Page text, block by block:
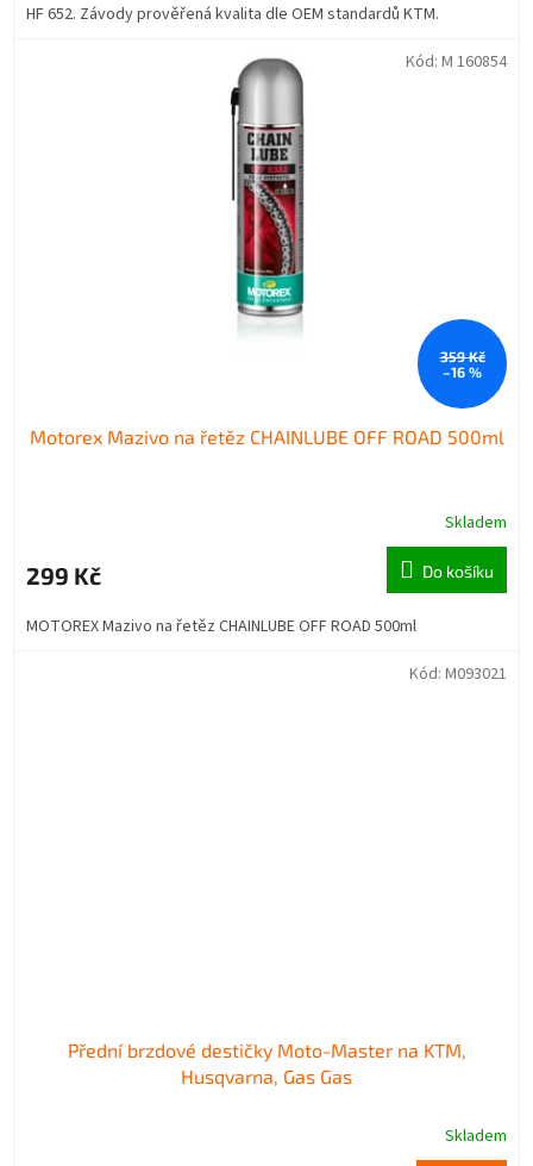
HF 652. Závody prověřená kvalita dle OEM standardů KTM.
359 Kč
–16 %
Motorex Mazivo na řetěz CHAINLUBE OFF ROAD 500ml
Skladem
299 Kč Do košíku
MOTOREX Mazivo na řetěz CHAINLUBE OFF ROAD 500ml
Kód: M 160854
Přední brzdové destičky Moto-Master na KTM,
Husqvarna, Gas Gas
Skladem
Kód: M093021